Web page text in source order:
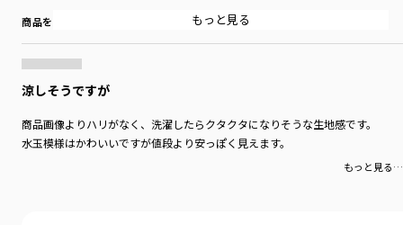
商品をチェックする＞
涼しそうですが
商品画像よりハリがなく、洗濯したらクタクタになりそうな生地感です。
水玉模様はかわいいですが値段より安っぽく見えます。
もっと見る…
デニム：薄手で柔らかなデニム生地
ドット柄：薄手でさらっとした綿レーヨン生地
花柄：薄手でさらっとした綿100％生地
■DRCbranshesとは？■
Daily…毎日
Relax…力を抜いて、くつろぐ
もっと見る